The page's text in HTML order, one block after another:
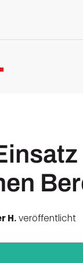
H.veröffentlicht